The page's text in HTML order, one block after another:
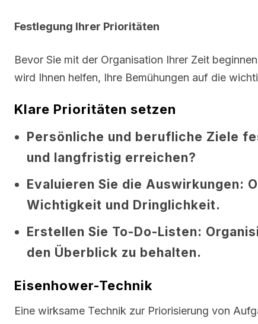
Festlegung Ihrer Prioritäten
Bevor Sie mit der Organisation Ihrer Zeit
wird Ihnen helfen, Ihre Bemühungen auf die
Klare Prioritäten setzen
Persönliche und berufliche Ziele
und langfristig erreichen?
Evaluieren Sie die Auswirkungen:
Wichtigkeit und Dringlichkeit.
Erstellen Sie To-Do-Listen:
den Überblick zu behalten.
Eisenhower-Technik
Eine wirksame Technik zur Priorisierung von